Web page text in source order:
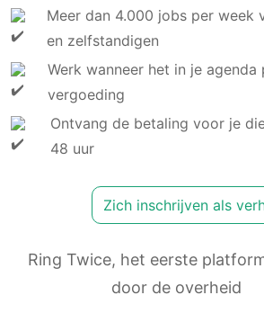
Meer dan 4.000 jobs per week
en zelfstandigen
Werk wanneer het in je
vergoeding
Ontvang de betaling voor je
48 uur
Zich inschrijven als
Ring Twice, het eerste
door de overheid